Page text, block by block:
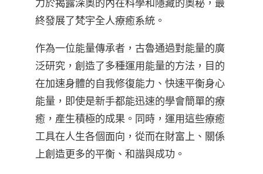
力於揭露深奧的內在科學和隱藏的奧秘，最
終發展了梵宇全人療癒系統。
作為一位能量傳承者，古魯通過對能量的廣
泛研究，創造了多種運用能量的方法，目的
在加速身體的自我修復能力、快速平衡身心
能量，即使是新手都能迅速的學會簡單的療
癒，產生積極的成果。同時，運用這些療癒
工具在人生各個面向，從而在財富上、關係
上創造更多的平衡、和諧與成功。